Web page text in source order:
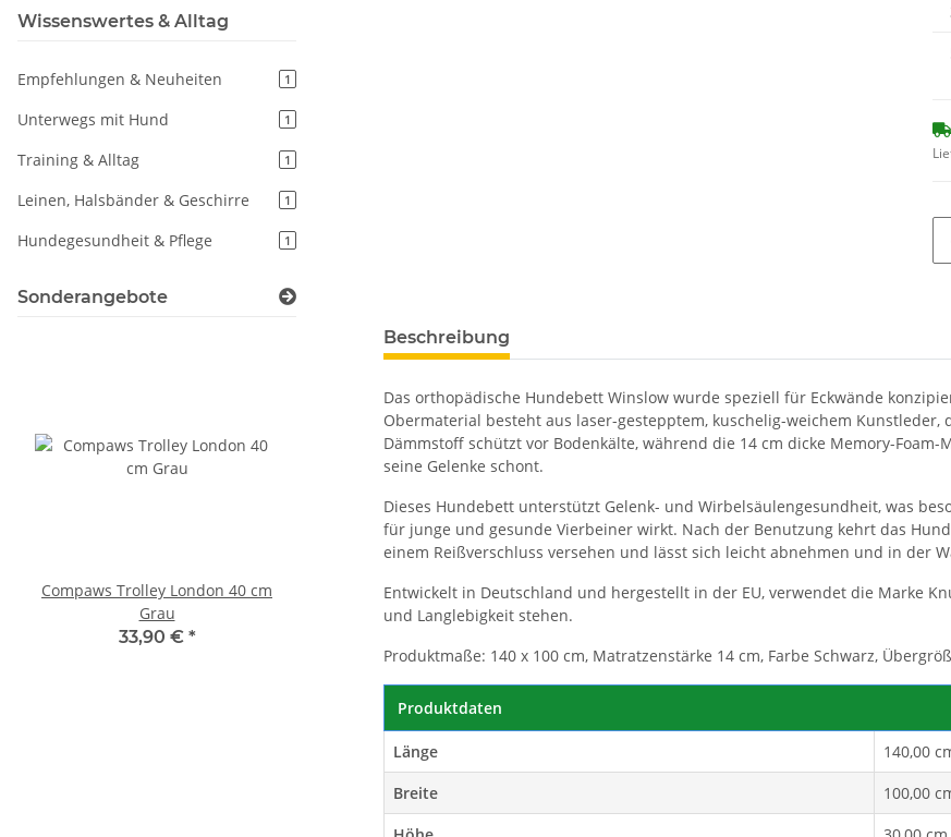
weitere Registerkarten anzeigen
Beschreibung
Das orthopädische Hundebett Winslow wurde speziell für Eckwände
Obermaterial besteht aus laser-gestepptem, kuschelig-weichem
Dämmstoff schützt vor Bodenkälte, während die 14 cm dicke Memory-
seine Gelenke schont.
Dieses Hundebett unterstützt Gelenk- und Wirbelsäulengesundheit, was
für junge und gesunde Vierbeiner wirkt. Nach der Benutzung kehrt das
einem Reißverschluss versehen und lässt sich leicht abnehmen und in der
Entwickelt in Deutschland und hergestellt in der EU, verwendet die Marke
und Langlebigkeit stehen.
Produktmaße: 140 x 100 cm, Matratzenstärke 14 cm, Farbe Schwarz,
Produktdaten
Länge
140,00
Breite
100,00
Wissenswertes & Alltag
Empfehlungen & Neuheiten 1
Unterwegs mit Hund 1
Training & Alltag 1
Leinen, Halsbänder & Geschirre 1
Hundegesundheit & Pflege 1
Sonderangebote
Compaws Trolley London 40 cm
Grau
33,90 € *
Pawise Pet Trolley Bag
33,30 €*